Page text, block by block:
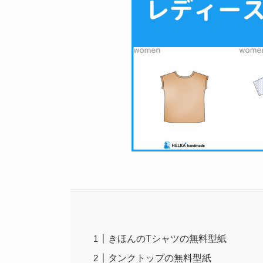
きほんのTシャツの無料型紙
タンクトップの無料型紙